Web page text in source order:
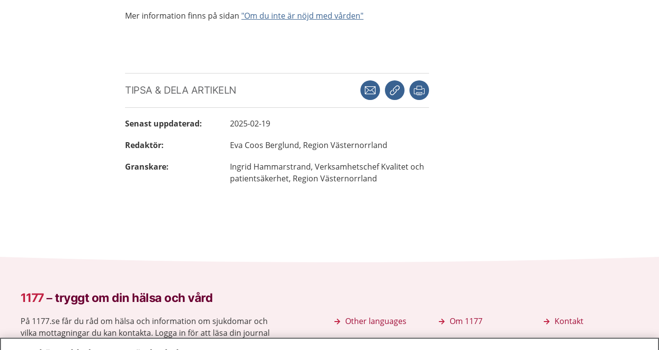
Mer information finns på sidan "Om du inte är nöjd med vården"
TIPSA & DELA ARTIKELN Dela via mejlKopiera länk
Senast uppdaterad:
2025-02-19
Redaktör: Eva Coos Berglund, Region Västernorrland
Granskare: Ingrid Hammarstrand, Verksamhetschef Kvalitet och
patientsäkerhet, Region Västernorrland
1177–tryggt om din hälsa och vård
På 1177.se får du råd om hälsa och information om sjukdomar och
vilka mottagningar du kan kontakta. Logga in för att läsa din journal
Other languages
Lättläst svenska
Om 1177
E-tjänster
Kontakt
Press